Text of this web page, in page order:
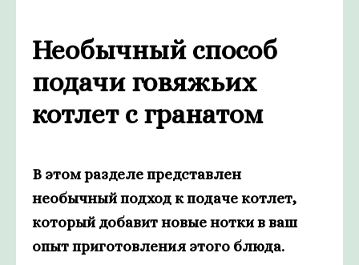
Необычный способ
подачи говяжьих
котлет с гранатом
В этом разделе представлен
необычный подход к подаче котлет,
который добавит новые нотки в ваш
опыт приготовления этого блюда.